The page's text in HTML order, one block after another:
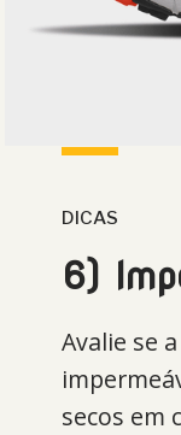
6)
Avalie se
secos em
DICAS